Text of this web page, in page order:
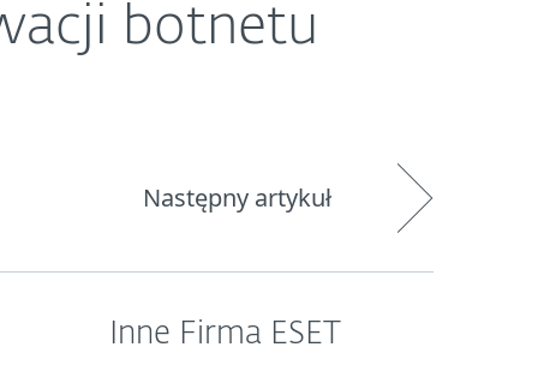
botnetu
Następny artykuł
Inne Firma ESET